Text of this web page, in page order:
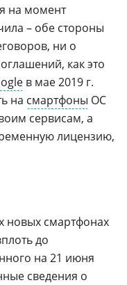
на момент
– обе стороны
ни о
как это
в мае 2019 г.
на смартфоны ОС
сервисам, а
лицензию,
новых смартфонах
до
на 21 июня
сведения о